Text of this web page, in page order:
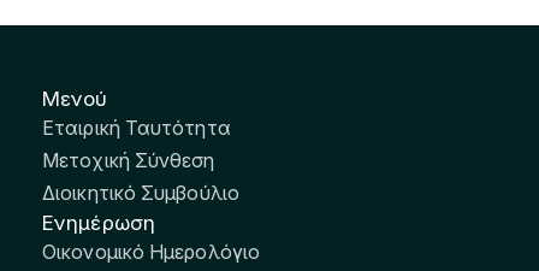
Μενού
Εταιρική Ταυτότητα
Μετοχική Σύνθεση
Διοικητικό Συμβούλιο
Ενημέρωση
Οικονομικό Ημερολόγιο